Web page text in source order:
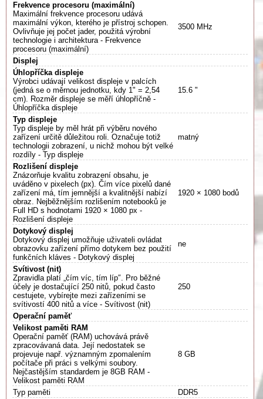
Frekvence procesoru (maximální)
Maximální frekvence procesoru udává
maximální výkon, kterého je přístroj schopen.
Ovlivňuje jej počet jader, použitá výrobní
technologie i architektura - Frekvence
procesoru (maximální)
3500 MHz
Displej
Úhlopříčka displeje
Výrobci udávají velikost displeje v palcích
(jedná se o měrnou jednotku, kdy 1" = 2,54
cm). Rozměr displeje se měří úhlopříčně -
Úhlopříčka displeje
15.6 "
Typ displeje
Typ displeje by měl hrát při výběru nového
zařízení určitě důležitou roli. Označuje totiž
technologii zobrazení, u nichž mohou být velké
rozdíly - Typ displeje
matný
Rozlišení displeje
Znázorňuje kvalitu zobrazení obsahu, je
uváděno v pixelech (px). Čím více pixelů dané
zařízení má, tím jemnější a kvalitnější nabízí
obraz. Nejběžnějším rozlišením notebooků je
Full HD s hodnotami 1920 × 1080 px -
Rozlišení displeje
1920 × 1080 bodů
Dotykový displej
Dotykový displej umožňuje uživateli ovládat
obrazovku zařízení přímo dotykem bez použití
funkčních kláves - Dotykový displej
ne
Svítivost (nit)
Zpravidla platí „čím víc, tím líp″. Pro běžné
účely je dostačující 250 nitů, pokud často
cestujete, vybírejte mezi zařízeními se
svítivostí 400 nitů a více - Svítivost (nit)
250
Operační paměť
Velikost paměti RAM
Operační paměť (RAM) uchovává právě
zpracovávaná data. Její nedostatek se
projevuje např. významným zpomalením
počítače při práci s velkými soubory.
Nejčastějším standardem je 8GB RAM -
Velikost paměti RAM
8 GB
Typ paměti
DDR5